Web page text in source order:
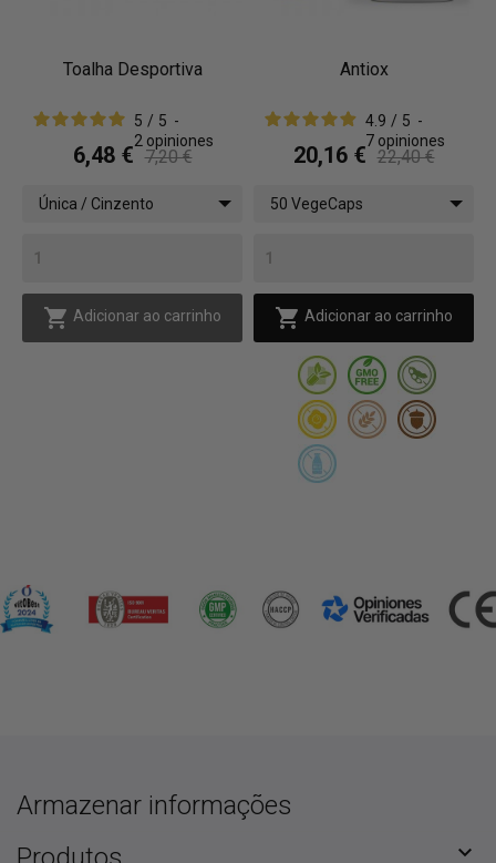
Toalha Desportiva
5 / 5 -
2 opiniones
6,48 € 7,20 €
Única / Cinzento
 Adicionar ao carrinho
Antiox
4.9 / 5 -
7 opiniones
20,16 € 22,40 €
50 VegeCaps
 Adicionar ao carrinho
Armazenar informações
